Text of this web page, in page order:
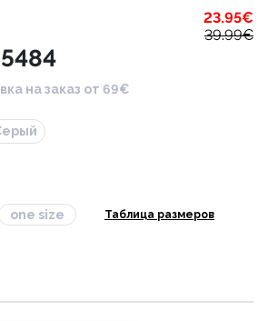
23.95€
39.99€
на заказ от 69€
one size Таблица размеров